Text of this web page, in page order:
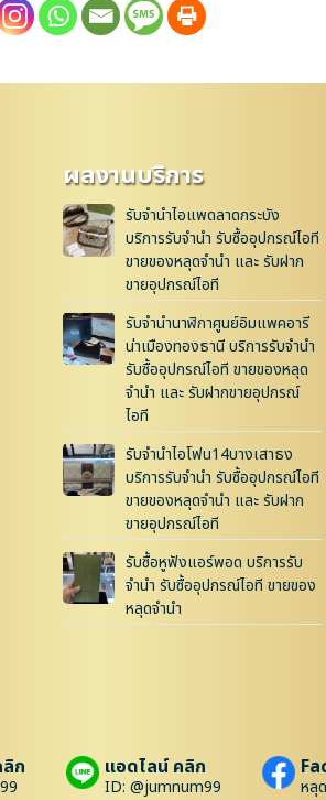
ผลงานบริการ
รับจำนำไอแพดลาดกระบัง
บริการรับจำนำ รับซื้ออุปกรณ์ไอที
ขายของหลุดจำนำ และ รับฝาก
ขายอุปกรณ์ไอที
รับจำนำนาฬิกาศูนย์อิมแพคอารี
น่าเมืองทองธานี บริการรับจำนำ
รับซื้ออุปกรณ์ไอที ขายของหลุด
จำนำ และ รับฝากขายอุปกรณ์
ไอที
รับจำนำไอโฟน14บางเสาธง
บริการรับจำนำ รับซื้ออุปกรณ์ไอที
ขายของหลุดจำนำ และ รับฝาก
ขายอุปกรณ์ไอที
รับซื้อหูฟังแอร์พอด บริการรับ
จำนำ รับซื้ออุปกรณ์ไอที ขายของ
หลุดจำนำ
ก แอดไลน์ คลิก
ID: @jumnum99 หลุ